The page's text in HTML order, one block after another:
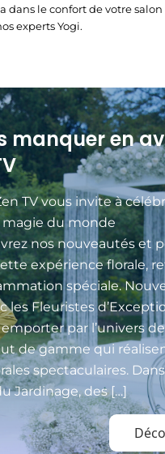
dans le confort de votre salon
experts Yogi.
manquer en
TV vous invite à
du monde
nos nouveautés et
expérience florale,
spéciale.
les Fleuristes
emporter par l’univers
de gamme qui
spectaculaires.
Jardinage, des […]